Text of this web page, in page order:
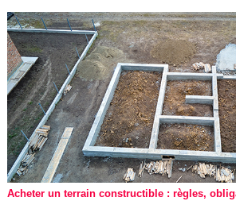
Acheter un terrain constructible : règles,